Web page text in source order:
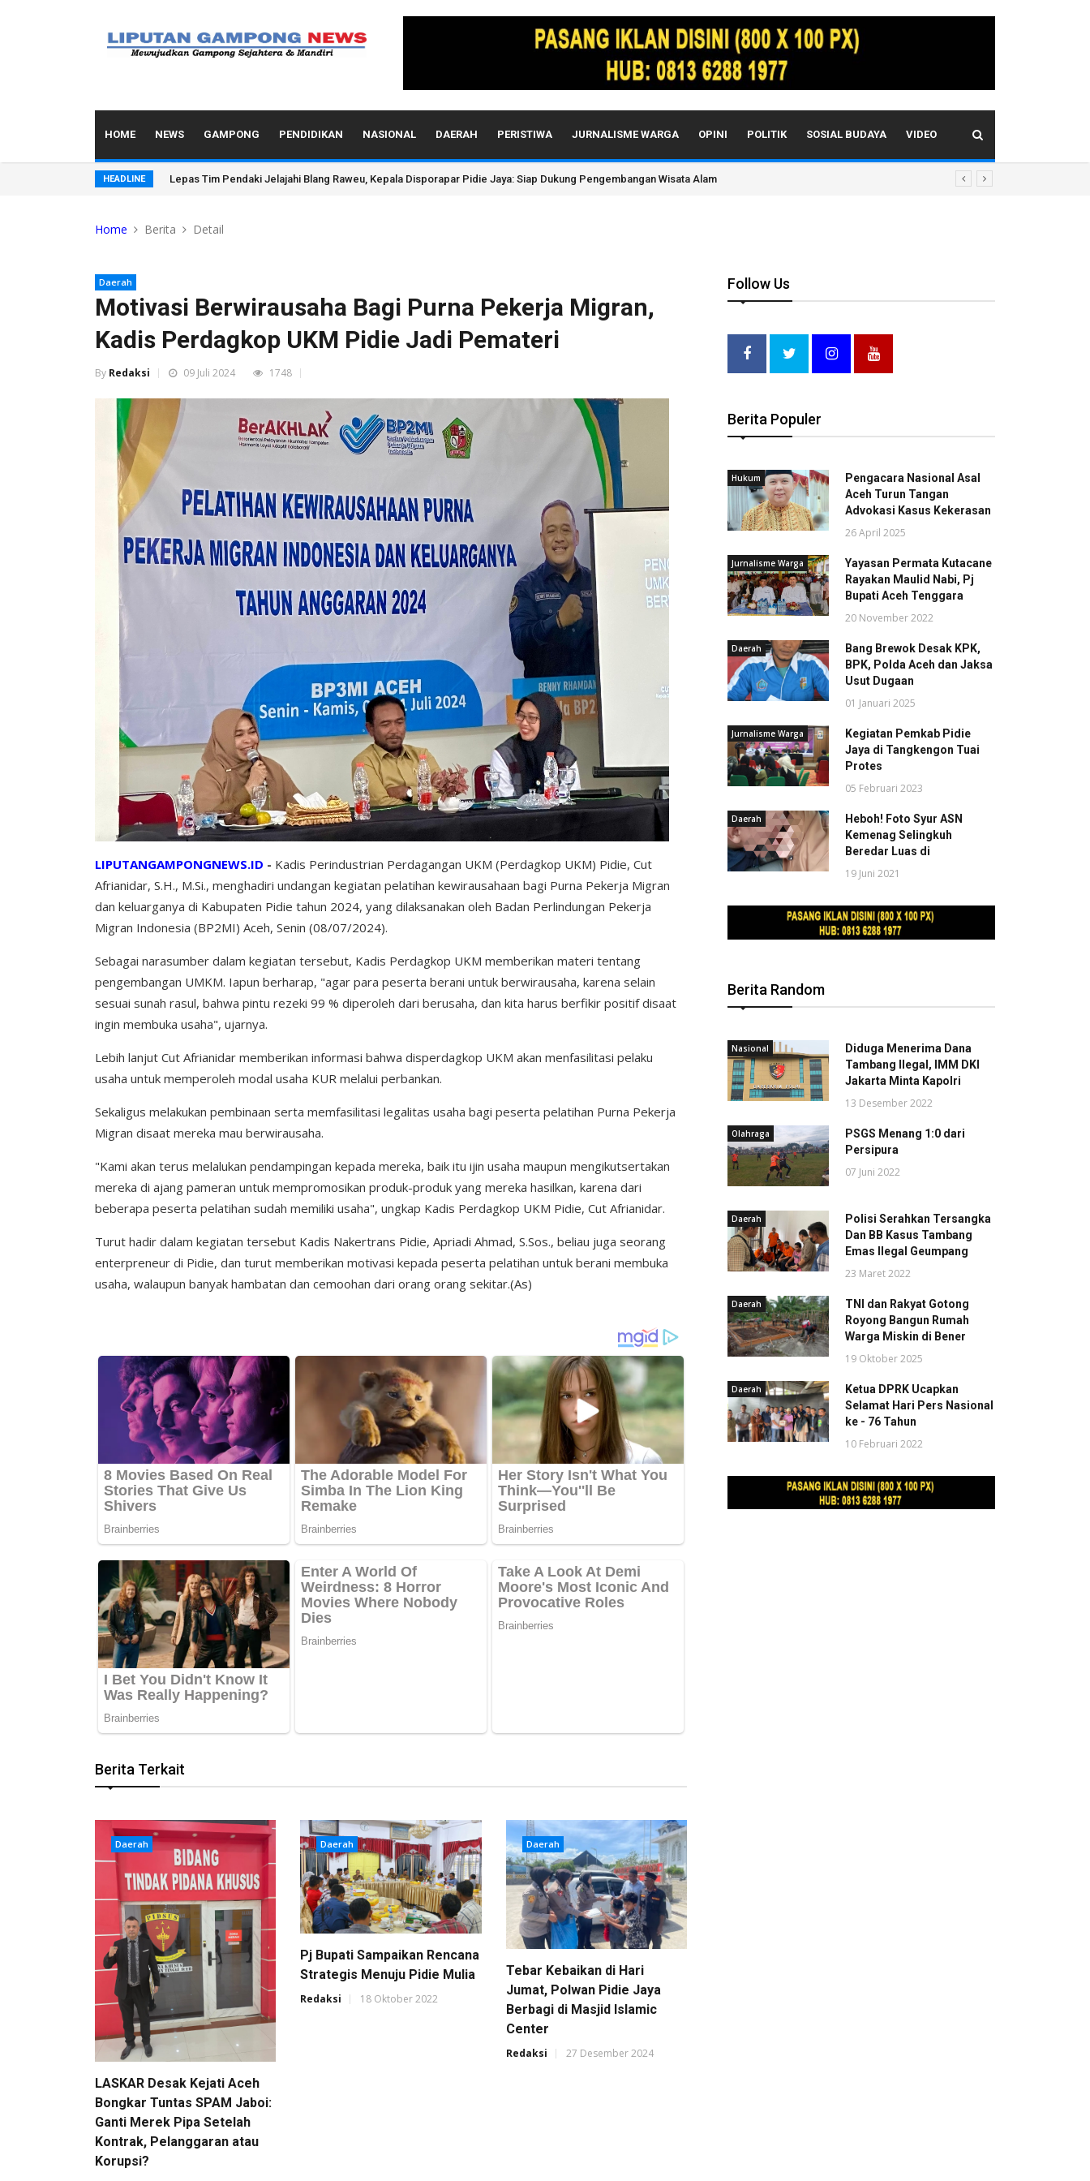
HOME NEWS GAMPONG PENDIDIKAN NASIONAL DAERAH PERISTIWA JURNALISME WARGA OPINI POLITIK SOSIAL BUDAYA VIDEO
HEADLINE Lepas Tim Pendaki Jelajahi Blang Raweu, Kepala Disporapar Pidie Jaya: Siap Dukung Pengembangan Wisata Alam
Home Berita Detail
Daerah
Motivasi Berwirausaha Bagi Purna Pekerja Migran,
Kadis Perdagkop UKM Pidie Jadi Pemateri
By Redaksi 09 Juli 2024 1748
LIPUTANGAMPONGNEWS.ID - Kadis Perindustrian Perdagangan UKM (Perdagkop UKM) Pidie, Cut
Afrianidar, S.H., M.Si., menghadiri undangan kegiatan pelatihan kewirausahaan bagi Purna Pekerja Migran
dan keluarganya di Kabupaten Pidie tahun 2024, yang dilaksanakan oleh Badan Perlindungan Pekerja
Migran Indonesia (BP2MI) Aceh, Senin (08/07/2024).
Sebagai narasumber dalam kegiatan tersebut, Kadis Perdagkop UKM memberikan materi tentang
pengembangan UMKM. Iapun berharap, "agar para peserta berani untuk berwirausaha, karena selain
sesuai sunah rasul, bahwa pintu rezeki 99 % diperoleh dari berusaha, dan kita harus berfikir positif disaat
ingin membuka usaha", ujarnya.
Lebih lanjut Cut Afrianidar memberikan informasi bahwa disperdagkop UKM akan menfasilitasi pelaku
usaha untuk memperoleh modal usaha KUR melalui perbankan.
Sekaligus melakukan pembinaan serta memfasilitasi legalitas usaha bagi peserta pelatihan Purna Pekerja
Migran disaat mereka mau berwirausaha.
"Kami akan terus melalukan pendampingan kepada mereka, baik itu ijin usaha maupun mengikutsertakan
mereka di ajang pameran untuk mempromosikan produk-produk yang mereka hasilkan, karena dari
beberapa peserta pelatihan sudah memiliki usaha", ungkap Kadis Perdagkop UKM Pidie, Cut Afrianidar.
Turut hadir dalam kegiatan tersebut Kadis Nakertrans Pidie, Apriadi Ahmad, S.Sos., beliau juga seorang
enterpreneur di Pidie, dan turut memberikan motivasi kepada peserta pelatihan untuk berani membuka
usaha, walaupun banyak hambatan dan cemoohan dari orang orang sekitar.(As)
Berita Terkait
Daerah
LASKAR Desak Kejati Aceh
Bongkar Tuntas SPAM Jaboi:
Ganti Merek Pipa Setelah
Kontrak, Pelanggaran atau
Korupsi?
Daerah
Pj Bupati Sampaikan Rencana
Strategis Menuju Pidie Mulia
Redaksi 18 Oktober 2022
Daerah
Tebar Kebaikan di Hari
Jumat, Polwan Pidie Jaya
Berbagi di Masjid Islamic
Center
Redaksi 27 Desember 2024
Follow Us
Berita Populer
Hukum
Pengacara Nasional Asal
Aceh Turun Tangan
Advokasi Kasus Kekerasan
26 April 2025
Jurnalisme Warga
Yayasan Permata Kutacane
Rayakan Maulid Nabi, Pj
Bupati Aceh Tenggara
20 November 2022
Daerah
Bang Brewok Desak KPK,
BPK, Polda Aceh dan Jaksa
Usut Dugaan
01 Januari 2025
Jurnalisme Warga
Kegiatan Pemkab Pidie
Jaya di Tangkengon Tuai
Protes
05 Februari 2023
Daerah
Heboh! Foto Syur ASN
Kemenag Selingkuh
Beredar Luas di
19 Juni 2021
Berita Random
Nasional
Diduga Menerima Dana
Tambang Ilegal, IMM DKI
Jakarta Minta Kapolri
13 Desember 2022
Olahraga
PSGS Menang 1:0 dari
Persipura
07 Juni 2022
Daerah
Polisi Serahkan Tersangka
Dan BB Kasus Tambang
Emas Ilegal Geumpang
23 Maret 2022
Daerah
TNI dan Rakyat Gotong
Royong Bangun Rumah
Warga Miskin di Bener
19 Oktober 2025
Daerah
Ketua DPRK Ucapkan
Selamat Hari Pers Nasional
ke - 76 Tahun
10 Februari 2022